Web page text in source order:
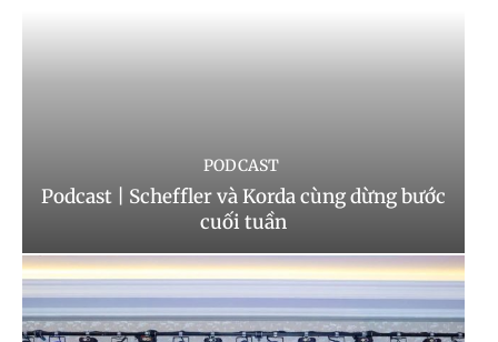
PODCAST
Podcast | Scheffler và Korda cùng dừng bước
cuối tuần